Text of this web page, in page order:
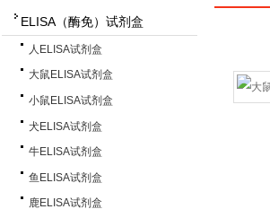
ELISA（酶免）试剂盒
人ELISA试剂盒
大鼠ELISA试剂盒
小鼠ELISA试剂盒
犬ELISA试剂盒
牛ELISA试剂盒
鱼ELISA试剂盒
鹿ELISA试剂盒